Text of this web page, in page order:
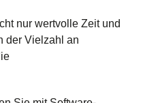
nur wertvolle Zeit und
der Vielzahl an